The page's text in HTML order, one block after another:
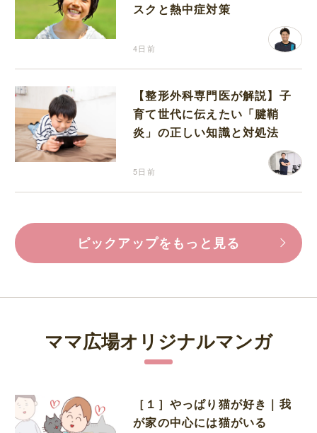
スクと熱中症対策
4日前
【整形外科専門医が解説】子
育て世代に伝えたい「腱鞘
炎」の正しい知識と対処法
5日前
ピックアップをもっと見る
ママ広場オリジナルマンガ
［１］やっぱり猫が好き｜我
が家の中心には猫がいる